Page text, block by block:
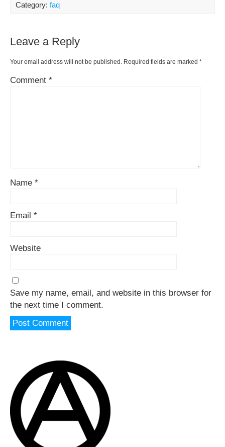
Category: faq
Leave a Reply
Your email address will not be published. Required fields are marked *
Comment *
Name *
Email *
Website
Save my name, email, and website in this browser for
the next time I comment.